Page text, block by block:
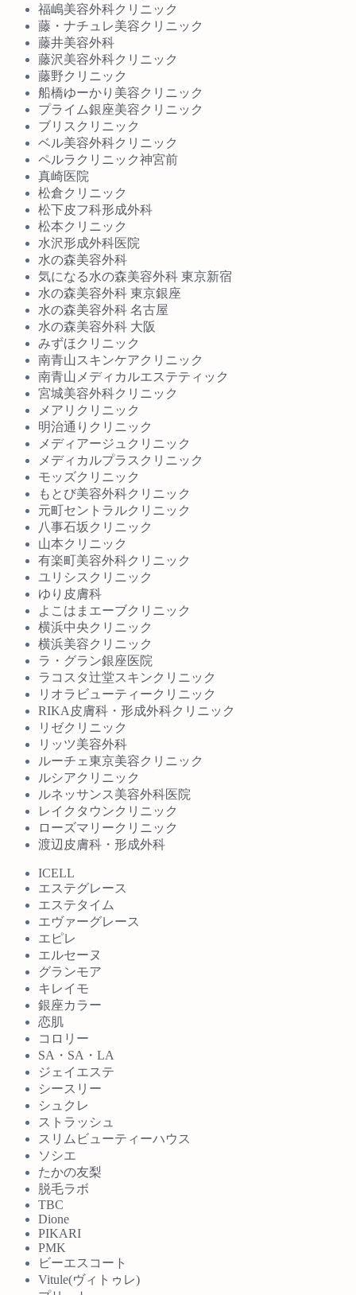
福嶋美容外科クリニック
藤・ナチュレ美容クリニック
藤井美容外科
藤沢美容外科クリニック
藤野クリニック
船橋ゆーかり美容クリニック
プライム銀座美容クリニック
ブリスクリニック
ベル美容外科クリニック
ペルラクリニック神宮前
真崎医院
松倉クリニック
松下皮フ科形成外科
松本クリニック
水沢形成外科医院
水の森美容外科
気になる水の森美容外科 東京新宿
水の森美容外科 東京銀座
水の森美容外科 名古屋
水の森美容外科 大阪
みずほクリニック
南青山スキンケアクリニック
南青山メディカルエステティック
宮城美容外科クリニック
メアリクリニック
明治通りクリニック
メディアージュクリニック
メディカルプラスクリニック
モッズクリニック
もとび美容外科クリニック
元町セントラルクリニック
八事石坂クリニック
山本クリニック
有楽町美容外科クリニック
ユリシスクリニック
ゆり皮膚科
よこはまエーブクリニック
横浜中央クリニック
横浜美容クリニック
ラ・グラン銀座医院
ラコスタ辻堂スキンクリニック
リオラビューティークリニック
RIKA皮膚科・形成外科クリニック
リゼクリニック
リッツ美容外科
ルーチェ東京美容クリニック
ルシアクリニック
ルネッサンス美容外科医院
レイクタウンクリニック
ローズマリークリニック
渡辺皮膚科・形成外科
ICELL
エステグレース
エステタイム
エヴァーグレース
エピレ
エルセーヌ
グランモア
キレイモ
銀座カラー
恋肌
コロリー
SA・SA・LA
ジェイエステ
シースリー
シュクレ
ストラッシュ
スリムビューティーハウス
ソシエ
たかの友梨
脱毛ラボ
TBC
Dione
PIKARI
PMK
ビーエスコート
Vitule(ヴィトゥレ)